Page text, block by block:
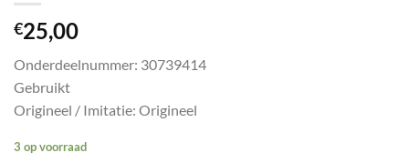
€25,00
Onderdeelnummer: 30739414
Gebruikt
Origineel / Imitatie: Origineel
3 op voorraad